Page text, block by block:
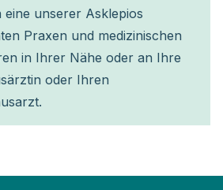
eine unserer Asklepios
Praxen und medizinischen
in Ihrer Nähe oder an Ihre
oder Ihren